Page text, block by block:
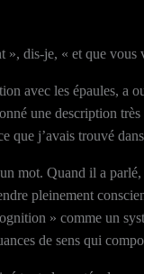
», dis-je, « et que
avec les épaules, a
une description
que j’avais trouvé
mot. Quand il a
pleinement
» comme un
de sens qui